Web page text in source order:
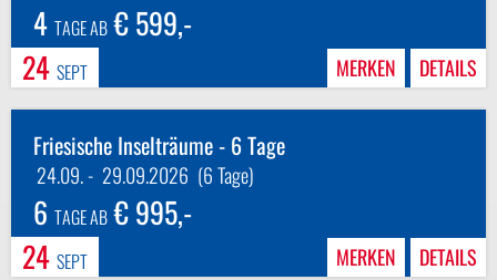
24 SEPT
4 TAGE AB € 599,-
MERKEN DETAILS
24 SEPT
Friesische Inselträume - 6 Tage
24.09.- 29.09.2026 (6 Tage)
6 TAGE AB € 995,-
MERKEN DETAILS